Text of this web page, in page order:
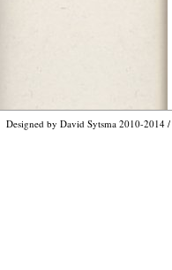
Designed by David Sytsma 2010-2014 /